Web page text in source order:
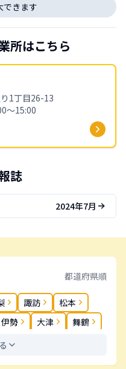
できます
所はこちら
1丁目26-13
〜15:00
誌
2024年7月
都道府県順
諏訪
松本
伊勢 大津
舞鶴